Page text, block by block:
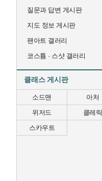
질문과 답변 게시판
지도 정보 게시판
팬아트 갤러리
코스튬 · 스샷 갤러리
클래스 게시판
소드맨
아처
위저드
클레릭
스카우트